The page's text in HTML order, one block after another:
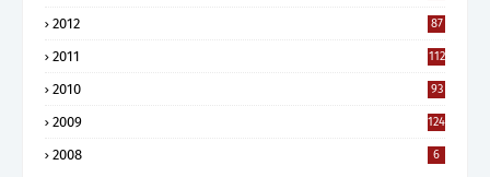
2012 87
2011 112
2010 93
2009 124
2008 6